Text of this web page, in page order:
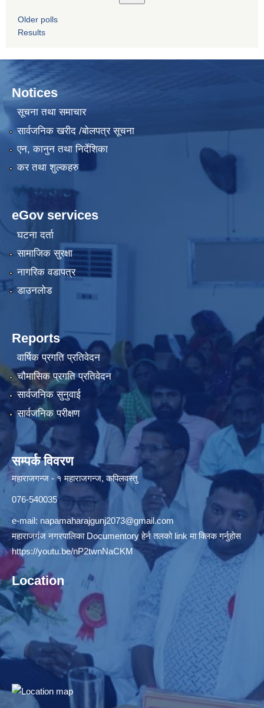
Older polls
Results
Notices
सूचना तथा समाचार
सार्वजनिक खरीद /बोलपत्र सूचना
एन, कानुन तथा निर्देशिका
कर तथा शुल्कहरु
eGov services
घटना दर्ता
सामाजिक सुरक्षा
नागरिक वडापत्र
डाउनलोड
Reports
वार्षिक प्रगति प्रतिवेदन
चौमासिक प्रगति प्रतिवेदन
सार्वजनिक सुनुवाई
सार्वजनिक परीक्षण
सम्पर्क विवरण
महाराजगन्ज - १ महाराजगन्ज, कपिलवस्तु
076-540035
e-mail: napamaharajgunj2073@gmail.com
महाराजगंज नगरपालिका Documentory हेर्न तलको link मा क्लिक गर्नुहोस
https://youtu.be/nP2twnNaCKM
Location